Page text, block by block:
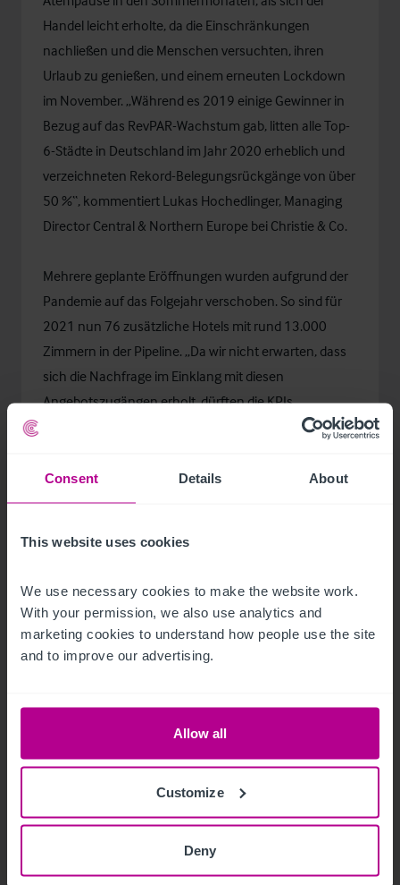
Consent Details About
This website uses cookies
We use necessary cookies to make the website work.
With your permission, we also use analytics and
marketing cookies to understand how people use the site
and to improve our advertising.
Allow all
Customize
Deny
Handel leicht erholte, da die Einschränkungen
nachließen und die Menschen versuchten, ihren
Urlaub zu genießen, und einem erneuten Lockdown
im November. „Während es 2019 einige Gewinner in
Bezug auf das RevPAR-Wachstum gab, litten alle Top-
6-Städte in Deutschland im Jahr 2020 erheblich und
verzeichneten Rekord-Belegungsrückgänge von über
50 %“, kommentiert Lukas Hochedlinger, Managing
Director Central & Northern Europe bei Christie & Co.
Mehrere geplante Eröffnungen wurden aufgrund der
Pandemie auf das Folgejahr verschoben. So sind für
2021 nun 76 zusätzliche Hotels mit rund 13.000
Zimmern in der Pipeline. „Da wir nicht erwarten, dass
sich die Nachfrage im Einklang mit diesen
Angebotszugängen erholt, dürften die KPIs
insbesondere in Düsseldorf, Hamburg, München und
Benjamin Ploppa
, Director - Head of Hotels Germany
bei Christie & Co. Benjamin Ploppa ergänzt: „Auch
asymmetrisch sein wird und je nach Markt und Asset
dass ein Voranschreiten der Impfungen und die
Aufhebung der entsprechenden
Reisebeschränkungen zu einer schnellen Erholung